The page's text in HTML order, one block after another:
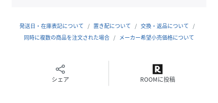
【外側】
サイドポケット×1
発送日・在庫表記について 置き配について
交換・返品について
同時に複数の商品を注文された場合
メーカー希望小売価格について
シェア ROOMに投稿